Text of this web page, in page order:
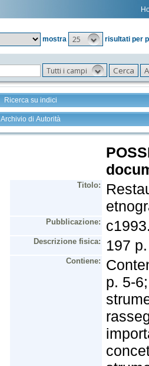
mostra
25 risultati per
Tutti i campi
Ricerca su indici
Archivio di Autorità